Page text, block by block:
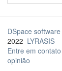
DSpace software
2022 LYRASIS
Entre em contato
opinião